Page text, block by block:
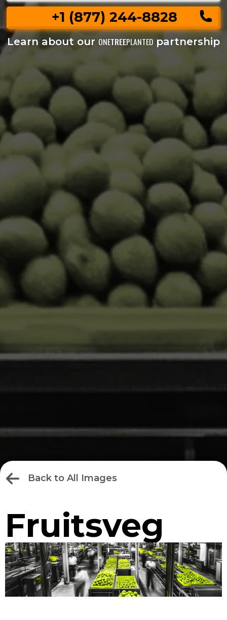
+1 (877) 244-8828
Learn about our ONETREEPLANTED partnership
Back to All Images
Fruitsveg